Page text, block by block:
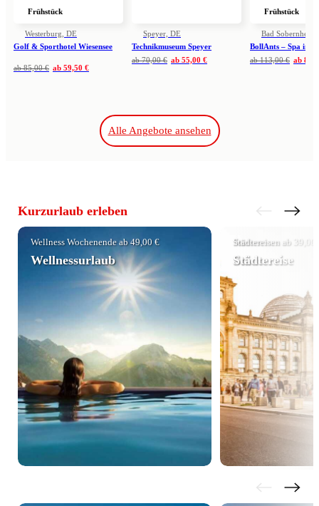
Frühstück
Westerburg, DE
Golf & Sporthotel Wiesensee
ab 85,00 € ab 59,50 €
Speyer, DE
Technikmuseum Speyer
ab 70,00 € ab 55,00 €
Frühstück
Bad
BollAnts – Spa im
ab 113,00 € ab
Alle Angebote ansehen
Kurzurlaub erleben
Wellness Wochenende ab 49,00 €
Wellnessurlaub
Städtereisen ab 39,00
Städtereise